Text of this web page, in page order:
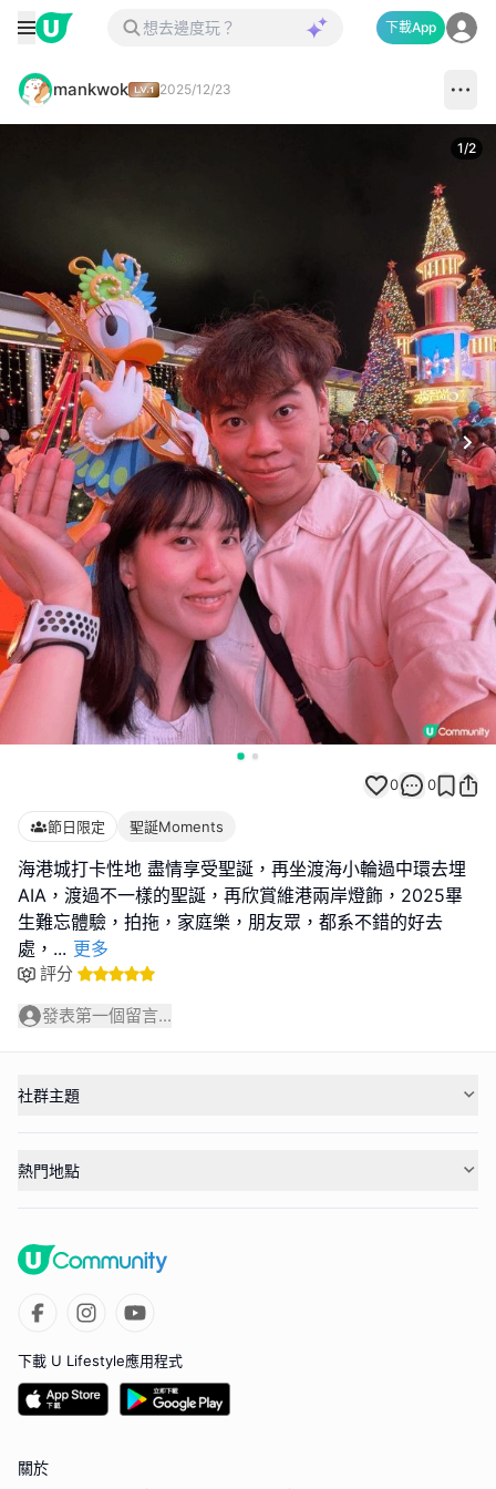
下載App
mankwok 2025/12/23
1/2
0 0
節日限定 聖誕Moments
海港城打卡性地 盡情享受聖誕，再坐渡海小輪過中環去埋
AIA，渡過不一樣的聖誕，再欣賞維港兩岸燈飾，2025畢
生難忘體驗，拍拖，家庭樂，朋友眾，都系不錯的好去
處， ... 更多
評分
發表第一個留言...
社群主題
熱門地點
下載 U Lifestyle應用程式
關於